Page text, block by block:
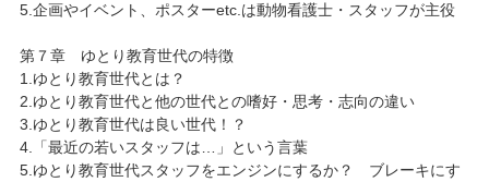
5.企画やイベント、ポスターetc.は動物看護士・スタッフが主役
第７章 ゆとり教育世代の特徴
1.ゆとり教育世代とは？
2.ゆとり教育世代と他の世代との嗜好・思考・志向の違い
3.ゆとり教育世代は良い世代！？
4.「最近の若いスタッフは…」という言葉
5.ゆとり教育世代スタッフをエンジンにするか？ ブレーキにす